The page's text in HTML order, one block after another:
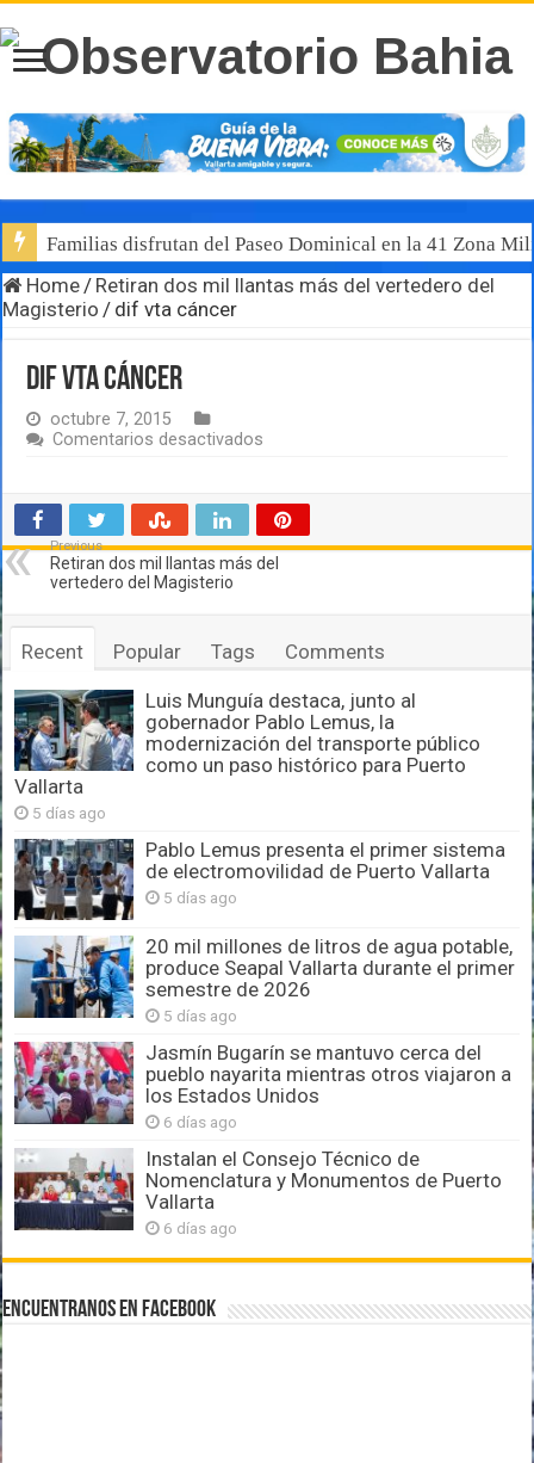
Familias disfrutan del Paseo Dominical en la 41 Zona
Home/ Retiran dos mil llantas más del vertedero del
Magisterio / dif vta cáncer
dif vta cáncer
octubre 7, 2015
Comentarios desactivados
cáncer
Previous
Retiran dos mil llantas más del
vertedero del Magisterio
Recent Popular Tags Comments
Luis Munguía destaca, junto al
gobernador Pablo Lemus, la
modernización del transporte público
como un paso histórico para Puerto
Vallarta
5 días ago
Pablo Lemus presenta el primer sistema
de electromovilidad de Puerto Vallarta
5 días ago
20 mil millones de litros de agua potable,
produce Seapal Vallarta durante el primer
semestre de 2026
5 días ago
Jasmín Bugarín se mantuvo cerca del
pueblo nayarita mientras otros viajaron a
los Estados Unidos
6 días ago
Instalan el Consejo Técnico de
Nomenclatura y Monumentos de Puerto
Vallarta
6 días ago
Encuentranos en Facebook